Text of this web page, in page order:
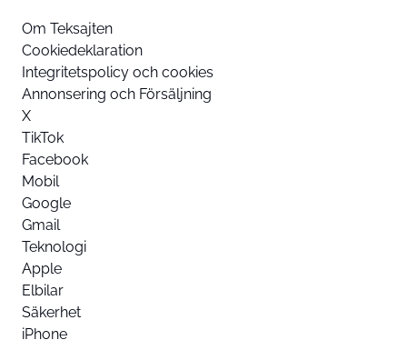
Om Teksajten
Cookiedeklaration
Integritetspolicy och cookies
Annonsering och Försäljning
X
TikTok
Facebook
Mobil
Google
Gmail
Teknologi
Apple
Elbilar
Säkerhet
iPhone